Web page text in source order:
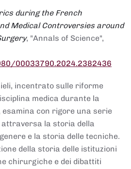
during the French
Medical Controversies around
, "Annals of Science",
00033790.2024.2382436
incentrato sulle riforme
medica durante la
esamina con rigore una serie
attraversa la storia della
e la storia delle tecniche.
della storia delle istituzioni
chirurgiche e dei dibattiti